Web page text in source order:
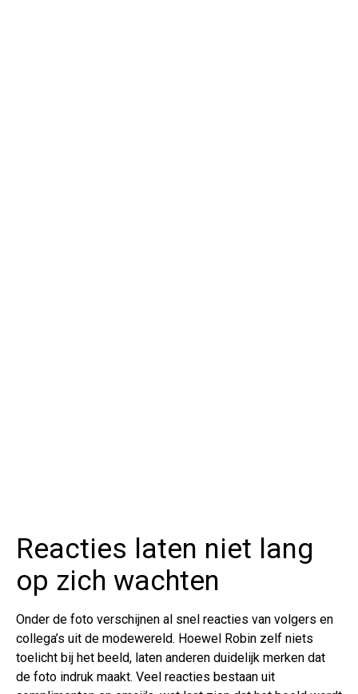
Reacties laten niet lang
op zich wachten
Onder de foto verschijnen al snel reacties van volgers en
collega’s uit de modewereld. Hoewel Robin zelf niets
toelicht bij het beeld, laten anderen duidelijk merken dat
de foto indruk maakt. Veel reacties bestaan uit